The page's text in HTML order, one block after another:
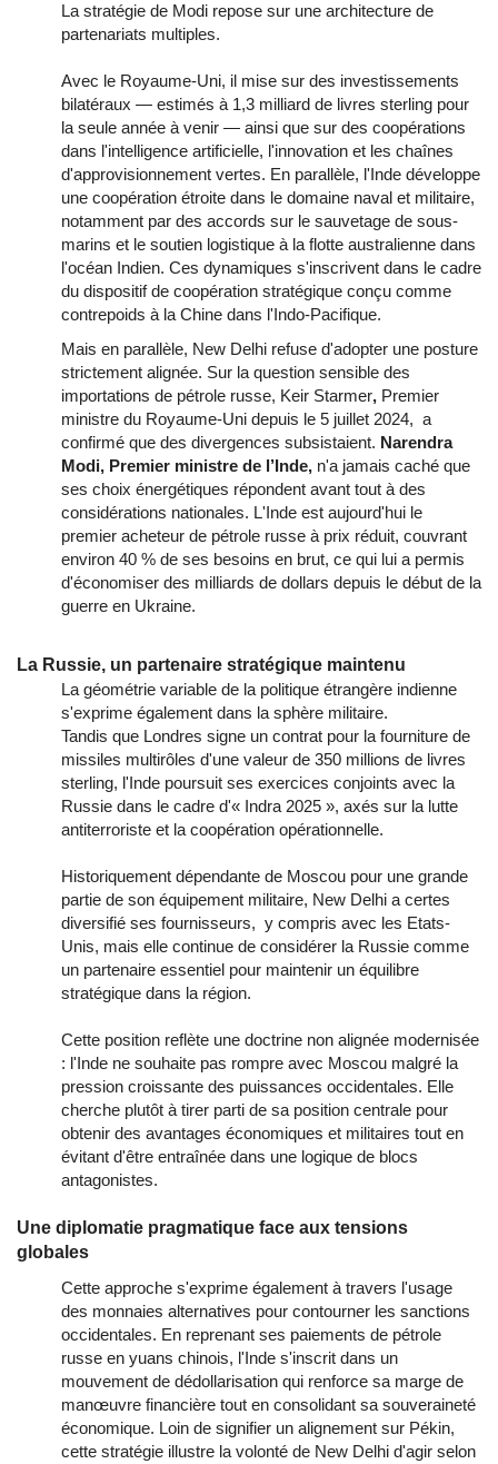
La stratégie de Modi repose sur une architecture de
partenariats multiples.
Avec le Royaume-Uni, il mise sur des investissements
bilatéraux — estimés à 1,3 milliard de livres sterling pour
la seule année à venir — ainsi que sur des coopérations
dans l'intelligence artificielle, l'innovation et les chaînes
d'approvisionnement vertes. En parallèle, l'Inde développe
une coopération étroite dans le domaine naval et militaire,
notamment par des accords sur le sauvetage de sous-
marins et le soutien logistique à la flotte australienne dans
l'océan Indien. Ces dynamiques s'inscrivent dans le cadre
du dispositif de coopération stratégique conçu comme
contrepoids à la Chine dans l'Indo-Pacifique.
Mais en parallèle, New Delhi refuse d'adopter une posture
strictement alignée. Sur la question sensible des
importations de pétrole russe, Keir Starmer, Premier
ministre du Royaume-Uni depuis le 5 juillet 2024, a
confirmé que des divergences subsistaient. Narendra
Modi, Premier ministre de l’Inde, n'a jamais caché que
ses choix énergétiques répondent avant tout à des
considérations nationales. L'Inde est aujourd'hui le
premier acheteur de pétrole russe à prix réduit, couvrant
environ 40 % de ses besoins en brut, ce qui lui a permis
d'économiser des milliards de dollars depuis le début de la
guerre en Ukraine.
La Russie, un partenaire stratégique maintenu
La géométrie variable de la politique étrangère indienne
s'exprime également dans la sphère militaire.
Tandis que Londres signe un contrat pour la fourniture de
missiles multirôles d'une valeur de 350 millions de livres
sterling, l'Inde poursuit ses exercices conjoints avec la
Russie dans le cadre d'« Indra 2025 », axés sur la lutte
antiterroriste et la coopération opérationnelle.
Historiquement dépendante de Moscou pour une grande
partie de son équipement militaire, New Delhi a certes
diversifié ses fournisseurs, y compris avec les Etats-
Unis, mais elle continue de considérer la Russie comme
un partenaire essentiel pour maintenir un équilibre
stratégique dans la région.
Cette position reflète une doctrine non alignée modernisée
: l'Inde ne souhaite pas rompre avec Moscou malgré la
pression croissante des puissances occidentales. Elle
cherche plutôt à tirer parti de sa position centrale pour
obtenir des avantages économiques et militaires tout en
évitant d'être entraînée dans une logique de blocs
antagonistes.
Une diplomatie pragmatique face aux tensions
globales
Cette approche s'exprime également à travers l'usage
des monnaies alternatives pour contourner les sanctions
occidentales. En reprenant ses paiements de pétrole
russe en yuans chinois, l'Inde s'inscrit dans un
mouvement de dédollarisation qui renforce sa marge de
manœuvre financière tout en consolidant sa souveraineté
économique. Loin de signifier un alignement sur Pékin,
cette stratégie illustre la volonté de New Delhi d'agir selon